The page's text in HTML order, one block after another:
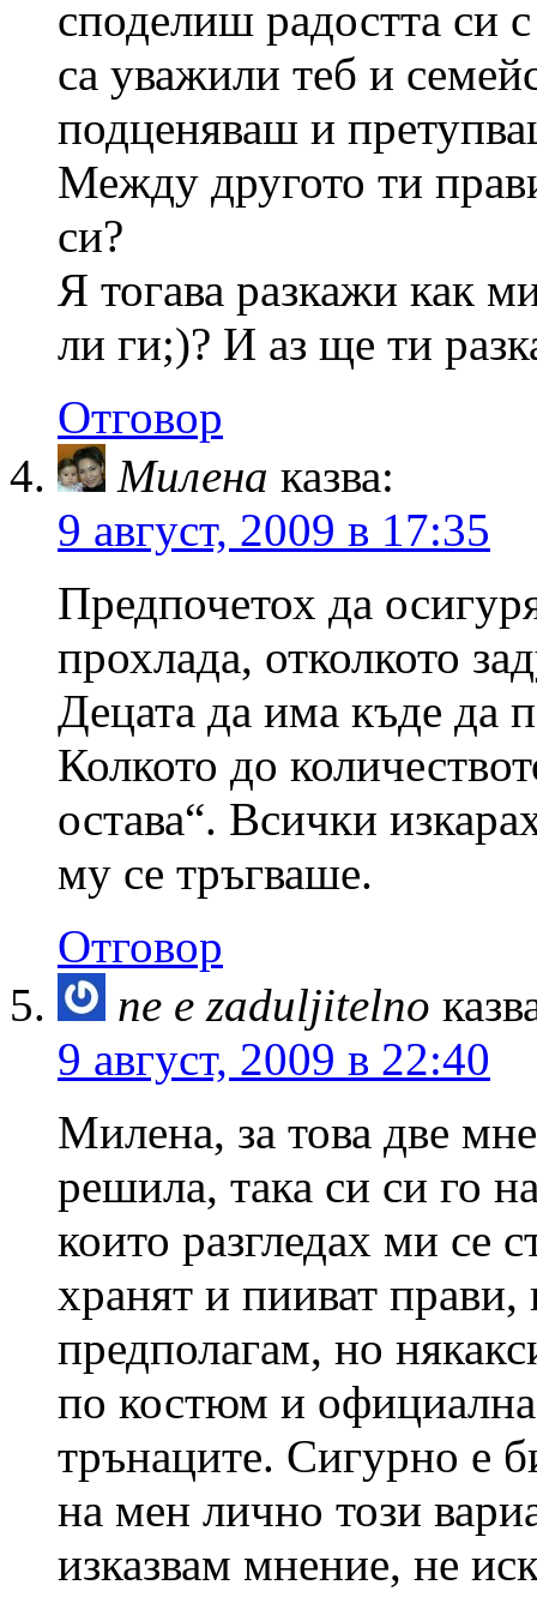
споделиш радостта си
са уважили теб и
подценяваш и
Между другото ти
си?
Я тогава разкажи как
ли ги;)? И аз ще ти
Отговор
Милена казва:
9 август, 2009 в 17:35
Предпочетох да
прохлада, отколкото
Децата да има къде да
Колкото до
остава“. Всички
му се тръгваше.
Отговор
ne e zaduljitelno
9 август, 2009 в 22:40
Милена, за това две
решила, така си си го
които разгледах ми се
хранят и пииват прави,
предполагам, но
по костюм и
трънаците. Сигурно е
на мен лично този
изказвам мнение, не